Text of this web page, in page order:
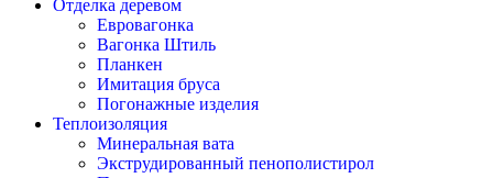
Отделка деревом
Евровагонка
Вагонка Штиль
Планкен
Имитация бруса
Погонажные изделия
Теплоизоляция
Минеральная вата
Экструдированный пенополистирол